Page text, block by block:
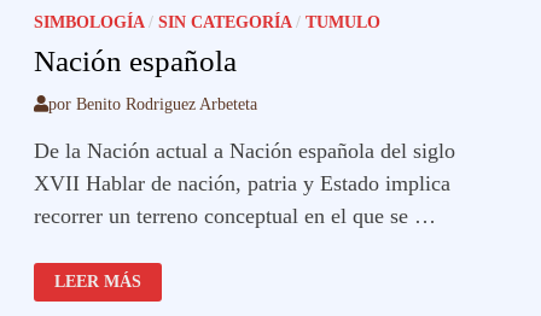
SIMBOLOGÍA /SIN CATEGORÍA /TUMULO
Nación española
porBenito Rodriguez Arbeteta
De la Nación actual a Nación española del siglo
XVII Hablar de nación, patria y Estado implica
recorrer un terreno conceptual en el que se …
NACIÓN
ESPAÑOLA
LEER MÁS